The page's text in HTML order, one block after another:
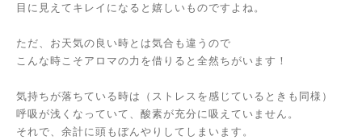
目に見えてキレイになると嬉しいものですよね。
ただ、お天気の良い時とは気合も違うので
こんな時こそアロマの力を借りると全然ちがいます！
気持ちが落ちている時は（ストレスを感じているときも同様）
呼吸が浅くなっていて、酸素が充分に吸えていません。
それで、余計に頭もぼんやりしてしまいます。